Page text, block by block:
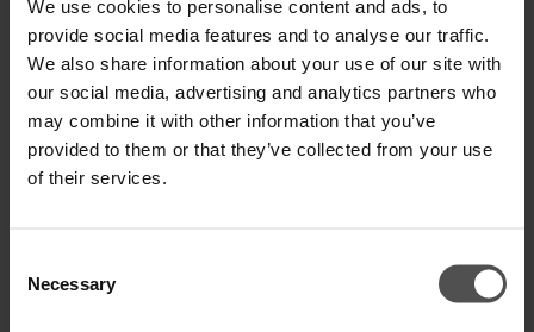
We use cookies to personalise content and ads, to
provide social media features and to analyse our traffic.
We also share information about your use of our site with
our social media, advertising and analytics partners who
may combine it with other information that you’ve
provided to them or that they’ve collected from your use
of their services.
Selection
Necessary
SPECIFICHE TECNICHE
DIGITAL PRODUCT PASSPORT